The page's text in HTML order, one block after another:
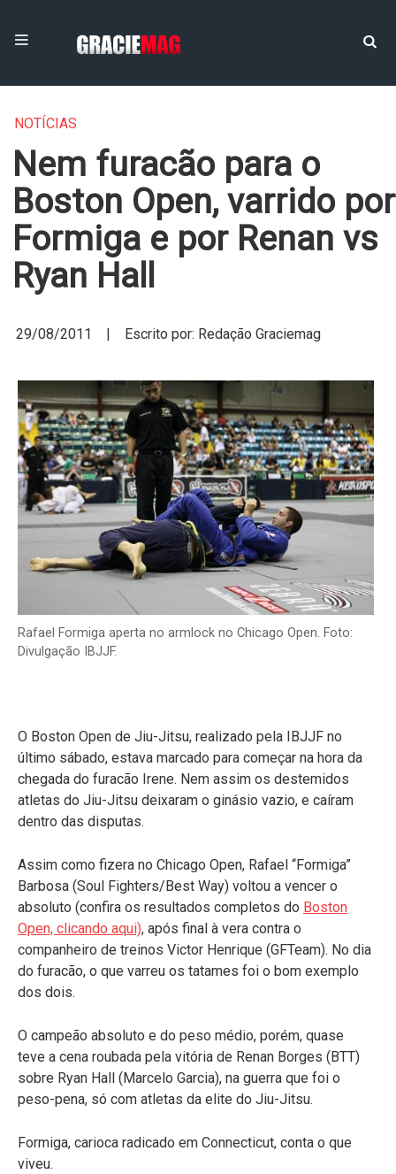
NOTÍCIAS
Nem furacão para o
Boston Open, varrido por
Formiga e por Renan vs
Ryan Hall
29/08/2011 | Escrito por: Redação Graciemag
Rafael Formiga aperta no armlock no Chicago Open. Foto:
Divulgação IBJJF.
O Boston Open de Jiu-Jitsu, realizado pela IBJJF no
último sábado, estava marcado para começar na hora da
chegada do furacão Irene. Nem assim os destemidos
atletas do Jiu-Jitsu deixaram o ginásio vazio, e caíram
dentro das disputas.
Assim como fizera no Chicago Open, Rafael “Formiga”
Barbosa (Soul Fighters/Best Way) voltou a vencer o
absoluto (confira os resultados completos do Boston
Open, clicando aqui), após final à vera contra o
companheiro de treinos Victor Henrique (GFTeam). No dia
do furacão, o que varreu os tatames foi o bom exemplo
dos dois.
O campeão absoluto e do peso médio, porém, quase
teve a cena roubada pela vitória de Renan Borges (BTT)
sobre Ryan Hall (Marcelo Garcia), na guerra que foi o
peso-pena, só com atletas da elite do Jiu-Jitsu.
Formiga, carioca radicado em Connecticut, conta o que
viveu.